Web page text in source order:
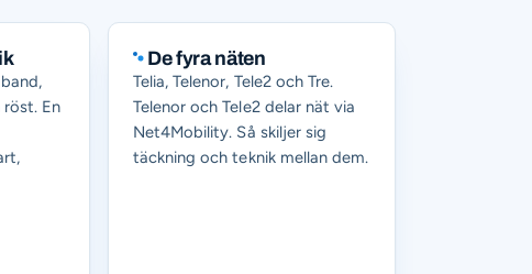
En
De fyra näten
Telia, Telenor, Tele2 och Tre.
Telenor och Tele2 delar nät via
Net4Mobility. Så skiljer sig
täckning och teknik mellan dem.